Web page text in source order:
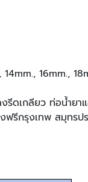
16mm.,
ดเกลียว ท่อน้ำยาแ
รีกรุงเทพ สมุทรป